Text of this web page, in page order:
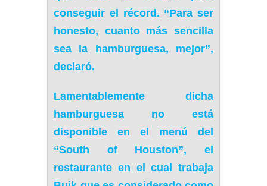
conseguir el récord. “Para ser
honesto, cuanto más sencilla
sea la hamburguesa, mejor”,
declaró.
Lamentablemente dicha
hamburguesa
no está
disponible en el menú del
“South of Houston”, el
restaurante en el cual trabaja